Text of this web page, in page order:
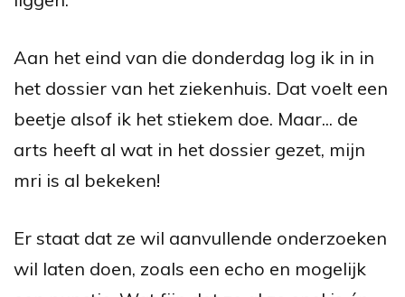
Aan het eind van die donderdag log ik in in
het dossier van het ziekenhuis. Dat voelt een
beetje alsof ik het stiekem doe. Maar... de
arts heeft al wat in het dossier gezet, mijn
mri is al bekeken!
Er staat dat ze wil aanvullende onderzoeken
wil laten doen, zoals een echo en mogelijk